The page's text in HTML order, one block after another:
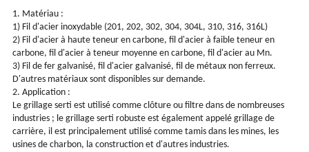
1. Matériau :
1) Fil d'acier inoxydable (201, 202, 302, 304, 304L, 310, 316, 316L)
2) Fil d'acier à haute teneur en carbone, fil d'acier à faible teneur en
carbone, fil d'acier à teneur moyenne en carbone, fil d'acier au Mn.
3) Fil de fer galvanisé, fil d'acier galvanisé, fil de métaux non ferreux.
D'autres matériaux sont disponibles sur demande.
2. Application :
Le grillage serti est utilisé comme clôture ou filtre dans de nombreuses
industries ; le grillage serti robuste est également appelé grillage de
carrière, il est principalement utilisé comme tamis dans les mines, les
usines de charbon, la construction et d'autres industries.